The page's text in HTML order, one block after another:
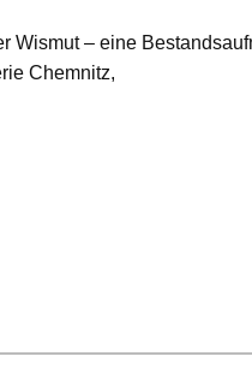
Wismut – eine
Chemnitz,